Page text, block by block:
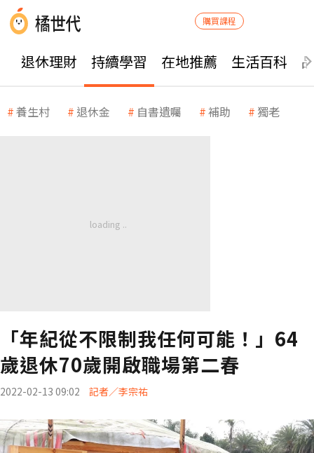
購買課程
退休理財 持續學習 在地推薦 生活百科
養生村 退休金 自書遺囑 補助 獨老
「年紀從不限制我任何可能！」64
歲退休70歲開啟職場第二春
2022-02-13 09:02 記者／李宗祐